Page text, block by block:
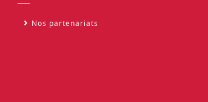
Nos partenariats